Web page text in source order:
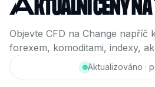
Aktuální ceny na
Objevte CFD na Change napříč
forexem, komoditami, indexy,
Aktualizováno ·